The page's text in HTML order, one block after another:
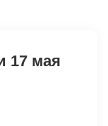
17 мая